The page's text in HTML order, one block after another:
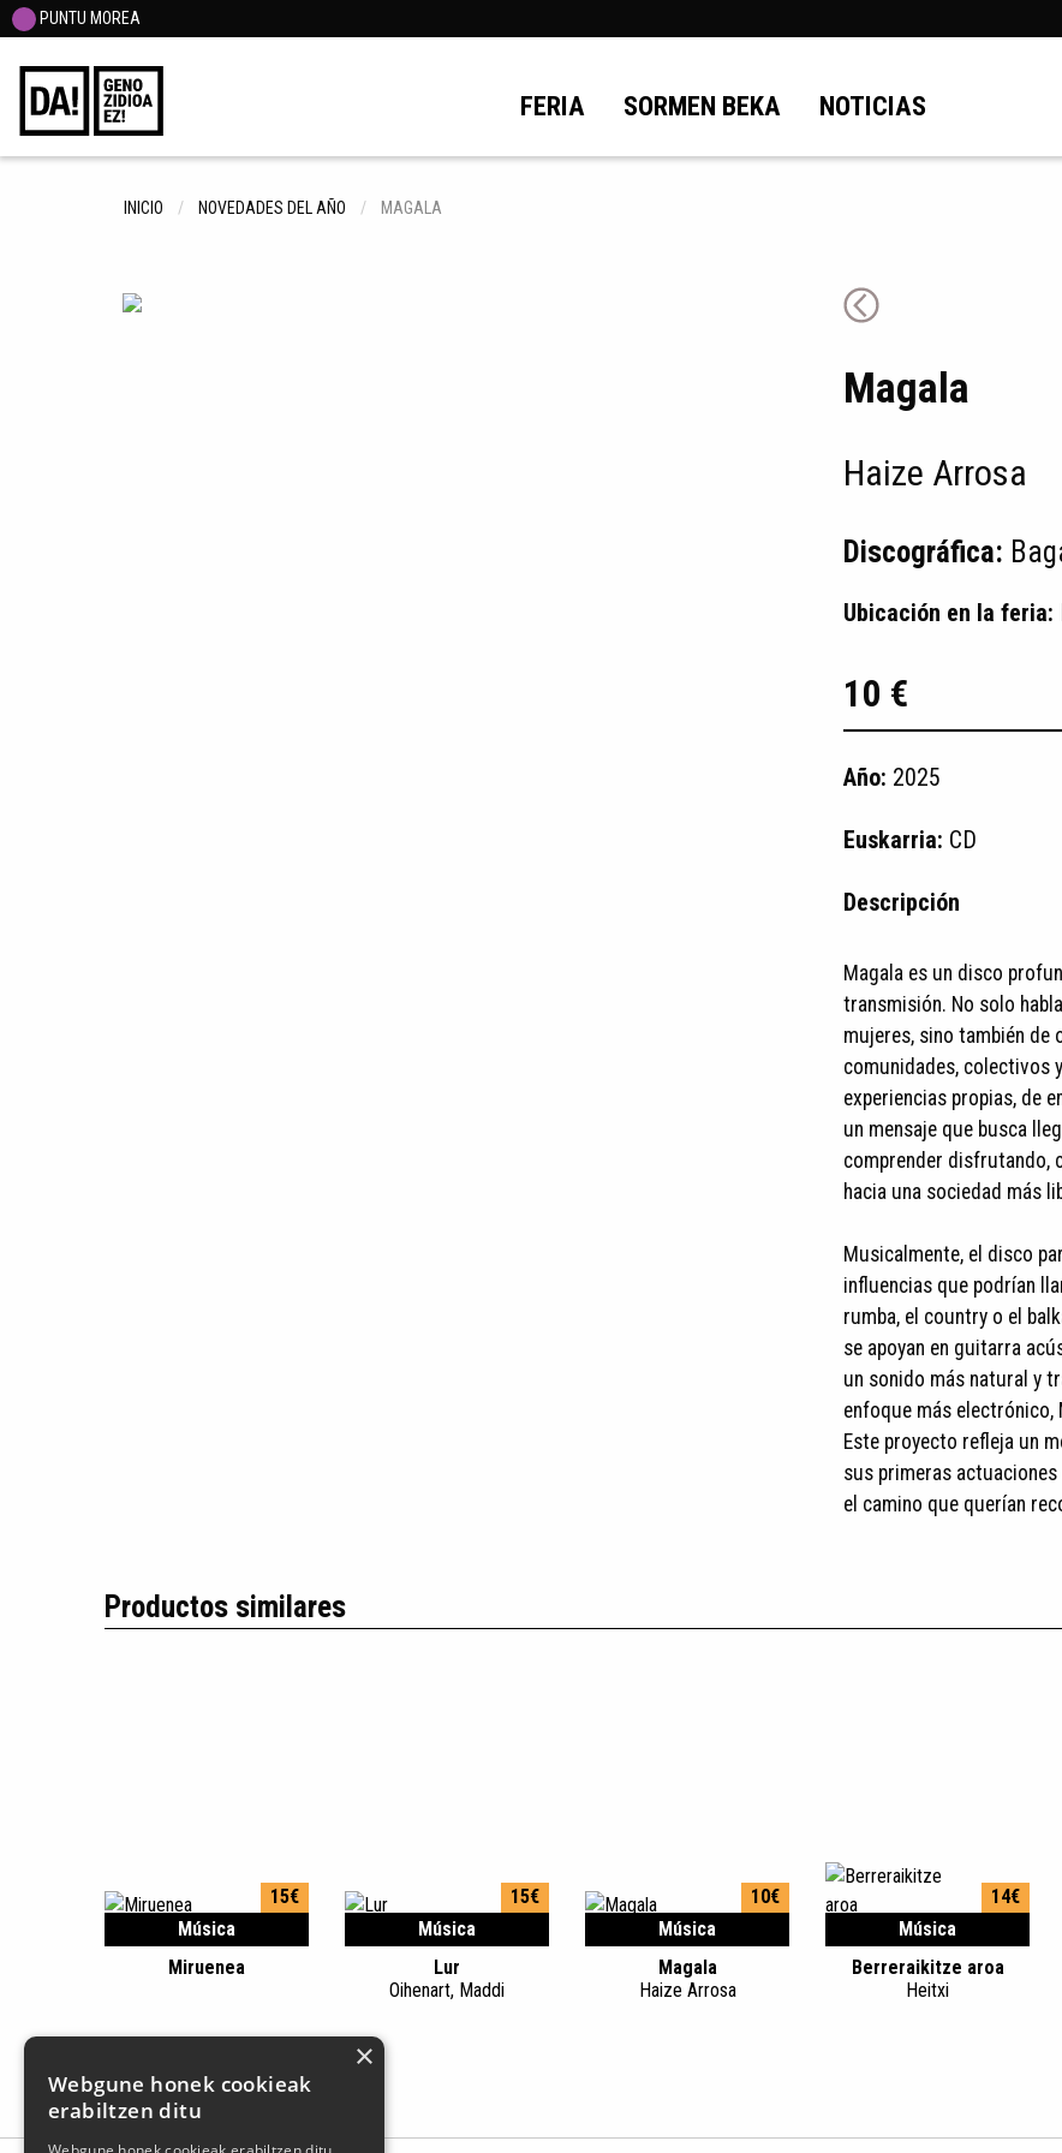
PUNTU MOREA
FERIA SORMEN BEKA NOTICIAS
INICIO NOVEDADES DEL AÑO MAGALA
Magala
Haize Arrosa
Discográfica:
Ubicación en la feria:
10 €
Año: 2025
Euskarria: CD
Descripción
Magala es un disco
transmisión. No solo
mujeres, sino también
comunidades, colectivos
experiencias propias, de
un mensaje que busca
comprender disfrutando,
hacia una sociedad más
Musicalmente, el disco
influencias que podrían
rumba, el country o el
se apoyan en guitarra
un sonido más natural y
enfoque más
Este proyecto refleja un
sus primeras
el camino que querían
Productos similares
Música
15€
Miruenea
Música
15€
Lur
Oihenart, Maddi
Música
10€
Magala
Haize Arrosa
Música
14€
Berreraikitze aroa
Heitxi
×
Webgune honek cookieak
erabiltzen ditu